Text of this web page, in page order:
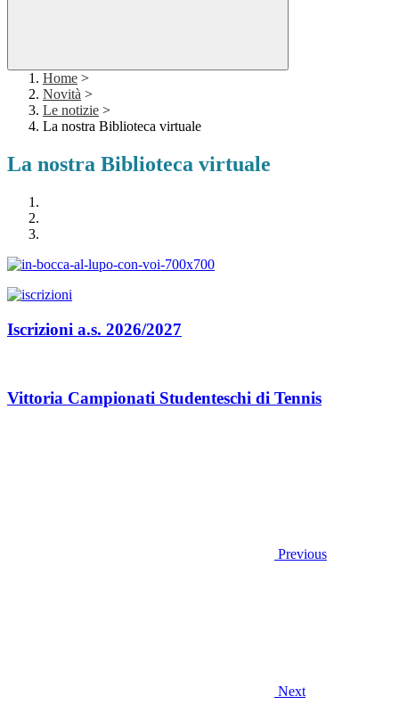
Home >
Novità >
Le notizie >
La nostra Biblioteca virtuale
La nostra Biblioteca virtuale
Iscrizioni a.s. 2026/2027
Vittoria Campionati Studenteschi di Tennis
Previous
Next